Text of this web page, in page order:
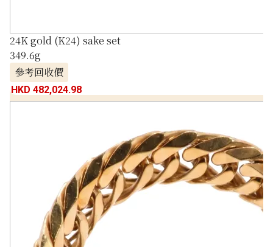
24K gold (K24) sake set
349.6g
參考回收價
HKD 482,024.98